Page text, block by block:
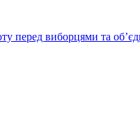
перед виборцями та